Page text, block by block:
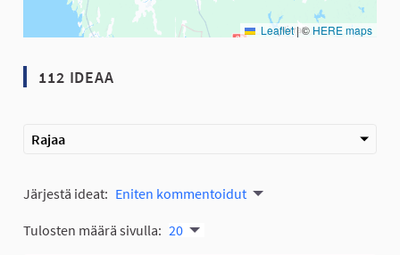
Leaflet |© HERE maps
112 IDEAA
Rajaa
Järjestä ideat: Eniten kommentoidut
Tulosten määrä sivulla: 20